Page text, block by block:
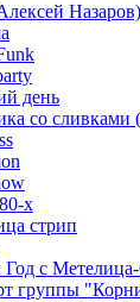
день
со сливками
х
стрип
с
группы